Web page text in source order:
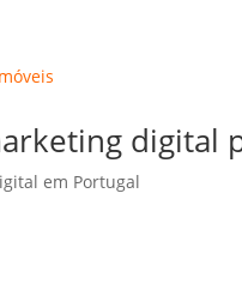
digital
em Portugal